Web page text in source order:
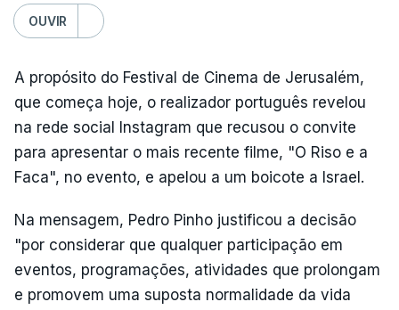
OUVIR
A propósito do Festival de Cinema de Jerusalém,
que começa hoje, o realizador português revelou
na rede social Instagram que recusou o convite
para apresentar o mais recente filme, "O Riso e a
Faca", no evento, e apelou a um boicote a Israel.
Na mensagem, Pedro Pinho justificou a decisão
"por considerar que qualquer participação em
eventos, programações, atividades que prolongam
e promovem uma suposta normalidade da vida